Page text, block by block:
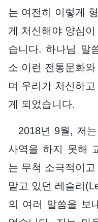
는 여전히 이렇게
게 처신해야 양심
습니다. 하나님 말
소 이런 전통문화
며 우리가 처신하
게 되었습니다.
2018년 9월, 저
사역을 하지 못해
는 무척 소극적이
맡고 있던 레슬리
의 여러 말씀을 보